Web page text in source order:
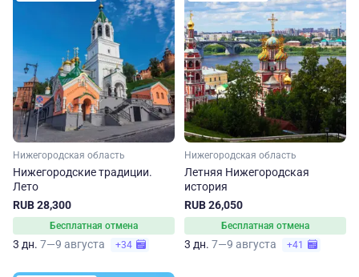
Нижегородская область
Нижегородские традиции.
Лето
RUB 28,300
Бесплатная отмена
3 дн. 7—9 августа +34
Нижегородская область
Летняя Нижегородская
история
RUB 26,050
Бесплатная отмена
3 дн. 7—9 августа +41